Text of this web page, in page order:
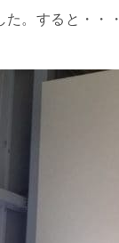
。すると・・・